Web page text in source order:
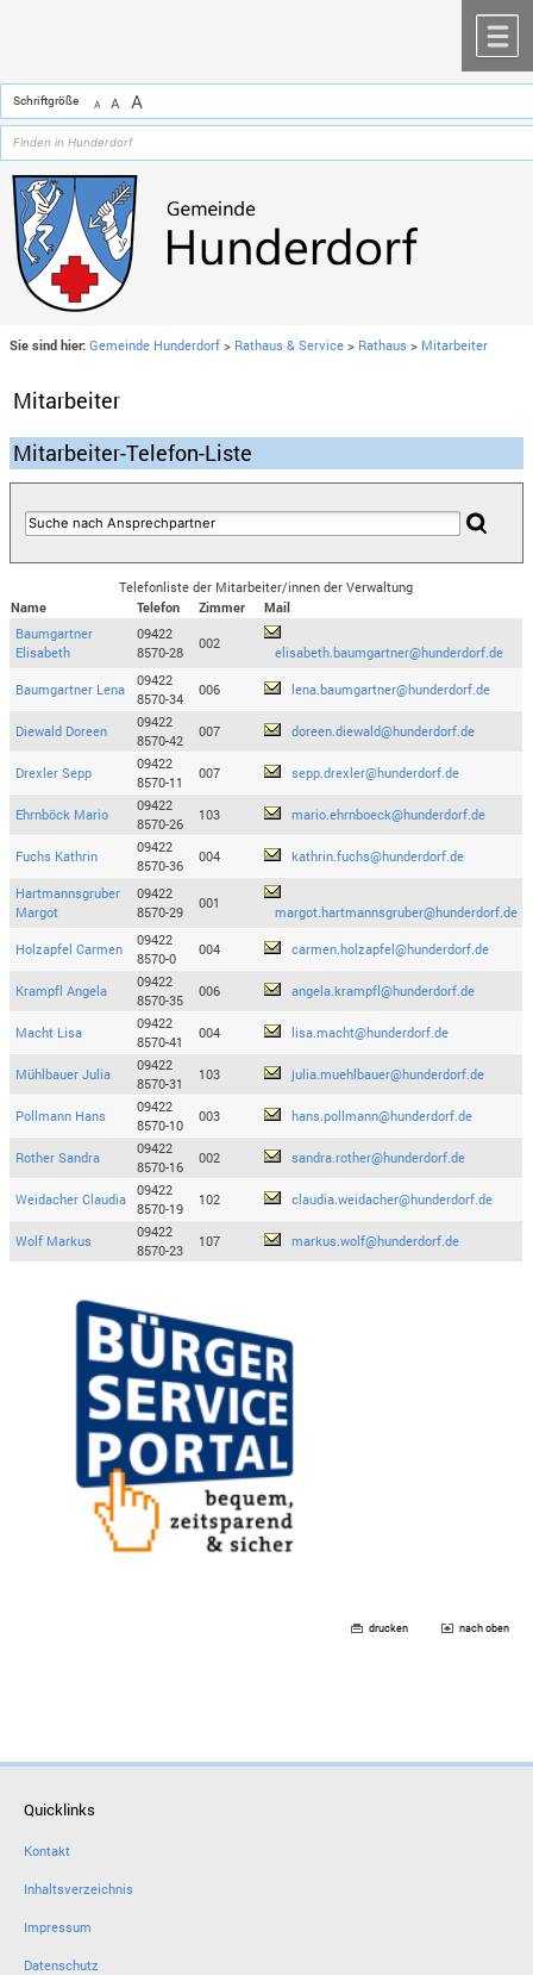
Schriftgröße A A A
Sie sind hier: Gemeinde Hunderdorf > Rathaus & Service > Rathaus > Mitarbeiter
Mitarbeiter
Mitarbeiter-Telefon-Liste
Telefonliste der Mitarbeiter/innen der Verwaltung
Name
Telefon Zimmer
Mail
Baumgartner
Elisabeth
09422
8570-28
002
elisabeth.baumgartner@hunderdorf.de
Baumgartner Lena
09422
8570-34
006 lena.baumgartner@hunderdorf.de
Diewald Doreen
09422
8570-42
007 doreen.diewald@hunderdorf.de
Drexler Sepp
09422
8570-11
007 sepp.drexler@hunderdorf.de
Ehrnböck Mario
09422
8570-26
103 mario.ehrnboeck@hunderdorf.de
Fuchs Kathrin
09422
8570-36
004 kathrin.fuchs@hunderdorf.de
Hartmannsgruber
Margot
09422
8570-29
001
margot.hartmannsgruber@hunderdorf.de
Holzapfel Carmen
09422
8570-0
004 carmen.holzapfel@hunderdorf.de
Krampfl Angela
09422
8570-35
006 angela.krampfl@hunderdorf.de
Macht Lisa
09422
8570-41
004 lisa.macht@hunderdorf.de
Mühlbauer Julia
09422
8570-31
103 julia.muehlbauer@hunderdorf.de
Pollmann Hans
09422
8570-10
003 hans.pollmann@hunderdorf.de
Rother Sandra
09422
8570-16
002 sandra.rother@hunderdorf.de
Weidacher Claudia
09422
8570-19
102 claudia.weidacher@hunderdorf.de
Wolf Markus
09422
8570-23
107 markus.wolf@hunderdorf.de
drucken nach oben
Quicklinks
Kontakt
Inhaltsverzeichnis
Impressum
Datenschutz